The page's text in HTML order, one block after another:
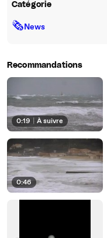
Catégorie
🗞News
Recommandations
0:19 À suivre
0:46